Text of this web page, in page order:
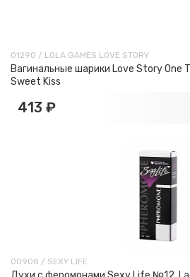
01290 / LOLA GAMES LOVE STORY
Вагинальные шарики Love Story One
Sweet Kiss
413 ₽
00908 / SEXY LIFE